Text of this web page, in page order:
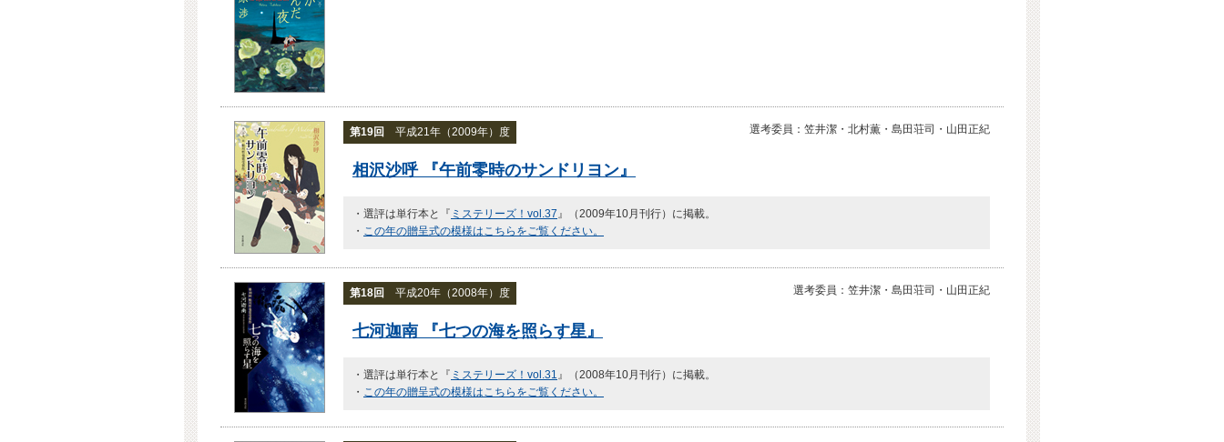
第19回 平成21年（2009年）度 選考委員：笠井潔・北村薫・島田荘司・山田正紀
相沢沙呼 『午前零時のサンドリヨン』
・選評は単行本と『 ミステリーズ！vol.37』（2009年10月刊行）に掲載。
・ この年の贈呈式の模様はこちらをご覧ください。
第18回 平成20年（2008年）度 選考委員：笠井潔・島田荘司・山田正紀
七河迦南 『七つの海を照らす星』
・選評は単行本と『 ミステリーズ！vol.31』（2008年10月刊行）に掲載。
・ この年の贈呈式の模様はこちらをご覧ください。